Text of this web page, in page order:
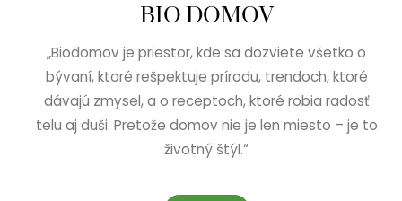
BIO DOMOV
„Biodomov je priestor, kde sa dozviete všetko o
bývaní, ktoré rešpektuje prírodu, trendoch, ktoré
dávajú zmysel, a o receptoch, ktoré robia radosť
telu aj duši. Pretože domov nie je len miesto – je to
životný štýl.“